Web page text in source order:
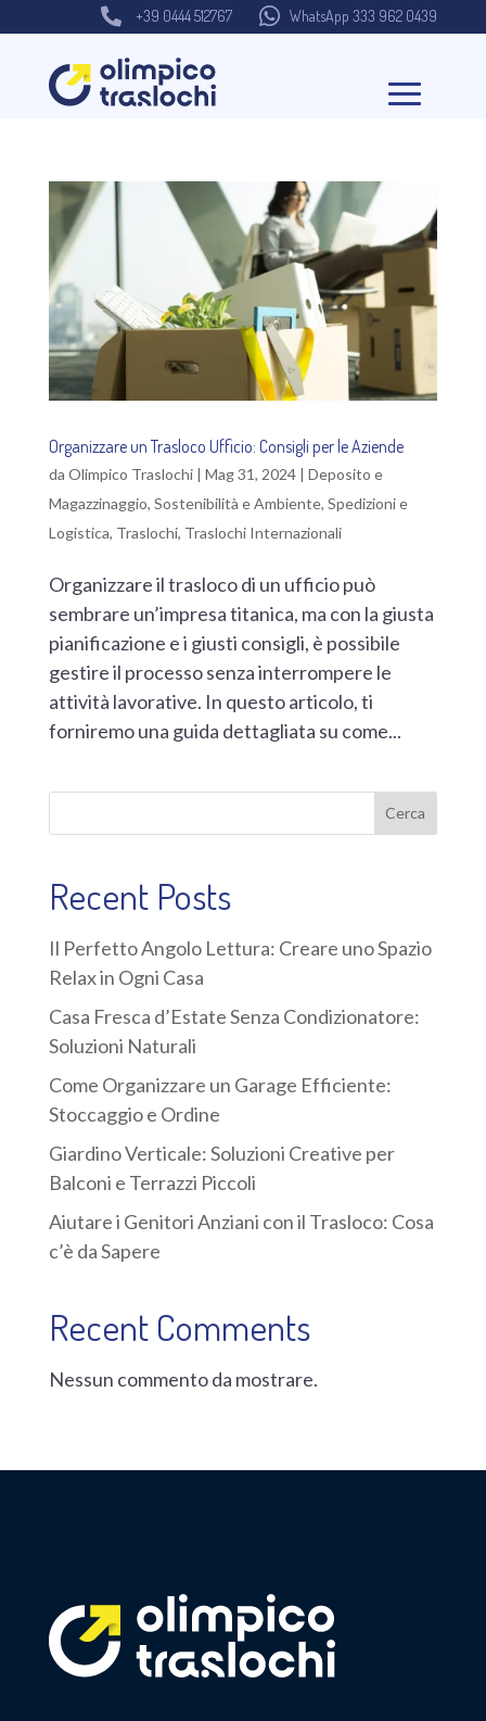
 +39 0444 512767  WhatsApp 333 962 0439
Organizzare un Trasloco Ufficio: Consigli per le Aziende
da Olimpico Traslochi| Mag 31, 2024| Deposito e
Magazzinaggio, Sostenibilità e Ambiente, Spedizioni e
Logistica, Traslochi, Traslochi Internazionali
Organizzare il trasloco di un ufficio può
sembrare un’impresa titanica, ma con la giusta
pianificazione e i giusti consigli, è possibile
gestire il processo senza interrompere le
attività lavorative. In questo articolo, ti
forniremo una guida dettagliata su come...
Cerca
Recent Posts
Il Perfetto Angolo Lettura: Creare uno Spazio
Relax in Ogni Casa
Casa Fresca d’Estate Senza Condizionatore:
Soluzioni Naturali
Come Organizzare un Garage Efficiente:
Stoccaggio e Ordine
Giardino Verticale: Soluzioni Creative per
Balconi e Terrazzi Piccoli
Aiutare i Genitori Anziani con il Trasloco: Cosa
c’è da Sapere
Recent Comments
Nessun commento da mostrare.